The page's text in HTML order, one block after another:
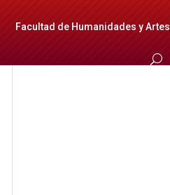
Facultad de Humanidades y Artes